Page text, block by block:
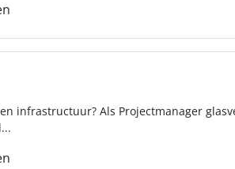
infrastructuur? Als Projectmanager